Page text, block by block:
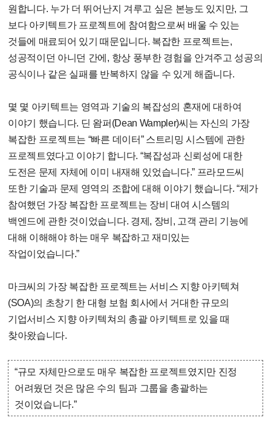
원합니다. 누가 더 뛰어난지 겨루고 싶은 본능도 있지만, 그
보다 아키텍트가 프로젝트에 참여함으로써 배울 수 있는
것들에 매료되어 있기 때문입니다. 복잡한 프로젝트는,
성공적이던 아니던 간에, 항상 풍부한 경험을 안겨주고 성공의
공식이나 같은 실패를 반복하지 않을 수 있게 해줍니다.
몇 몇 아키텍트는 영역과 기술의 복잡성의 혼재에 대하여
이야기 했습니다. 딘 왐퍼(Dean Wampler)씨는 자신의 가장
복잡한 프로젝트는 “빠른 데이터” 스트리밍 시스템에 관한
프로젝트였다고 이야기 합니다. “복잡성과 신뢰성에 대한
도전은 문제 자체에 이미 내재해 있었습니다.” 프라모드씨
또한 기술과 문제 영역의 조합에 대해 이야기 했습니다. “제가
참여했던 가장 복잡한 프로젝트는 장비 대여 시스템의
백엔드에 관한 것이었습니다. 경제, 장비, 고객 관리 기능에
대해 이해해야 하는 매우 복잡하고 재미있는
작업이었습니다.”
마크씨의 가장 복잡한 프로젝트는 서비스 지향 아키텍쳐
(SOA)의 초창기 한 대형 보험 회사에서 거대한 규모의
기업서비스 지향 아키텍쳐의 총괄 아키텍트로 있을 때
찾아왔습니다.
“규모 자체만으로도 매우 복잡한 프로젝트였지만 진정
어려웠던 것은 많은 수의 팀과 그룹을 총괄하는
것이었습니다.”